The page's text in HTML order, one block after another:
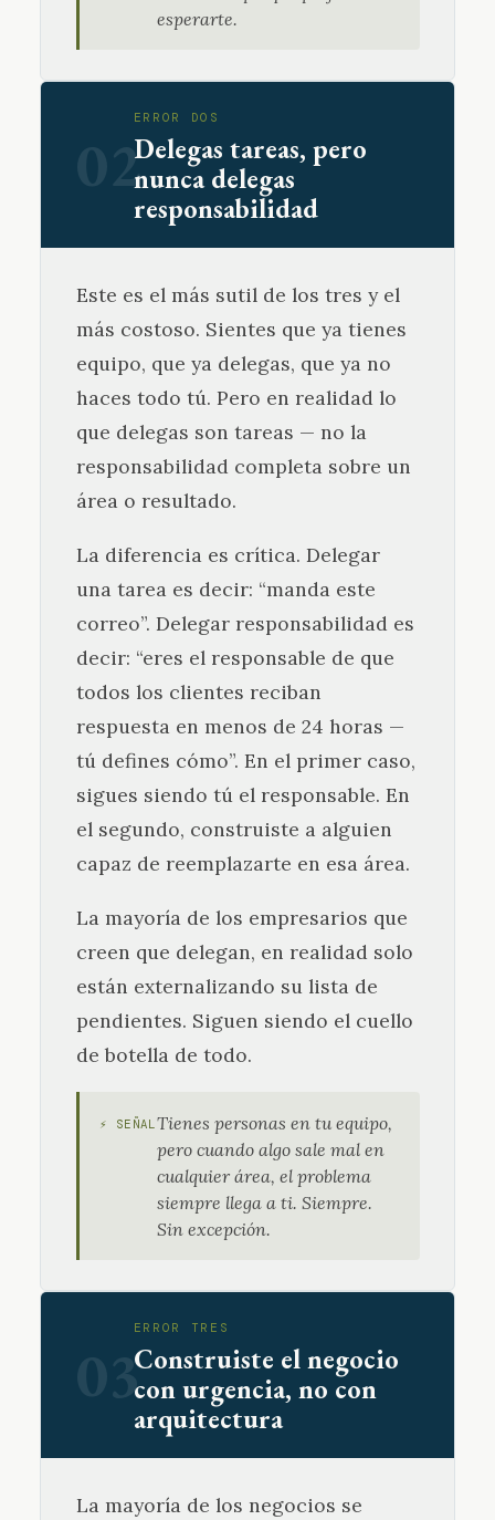
esperarte.
02
ERROR DOS
Delegas tareas, pero
nunca delegas
responsabilidad
Este es el más sutil de los tres y el
más costoso. Sientes que ya tienes
equipo, que ya delegas, que ya no
haces todo tú. Pero en realidad lo
que delegas son tareas — no la
responsabilidad completa sobre un
área o resultado.
La diferencia es crítica. Delegar
una tarea es decir: “manda este
correo”. Delegar responsabilidad es
decir: “eres el responsable de que
todos los clientes reciban
respuesta en menos de 24 horas —
tú defines cómo”. En el primer caso,
sigues siendo tú el responsable. En
el segundo, construiste a alguien
capaz de reemplazarte en esa área.
La mayoría de los empresarios que
creen que delegan, en realidad solo
están externalizando su lista de
pendientes. Siguen siendo el cuello
de botella de todo.
⚡ SEÑAL Tienes personas en tu equipo,
pero cuando algo sale mal en
cualquier área, el problema
siempre llega a ti. Siempre.
Sin excepción.
03
ERROR TRES
Construiste el negocio
con urgencia, no con
arquitectura
La mayoría de los negocios se